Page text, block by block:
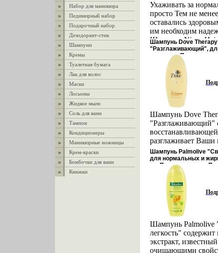
Набор для маникюра
Педикюрный набор
Подарочный набор
Дезодорант-стик
Шампуни
Кремы
Туалетная бумага
Лак для волос
Маски
Лосьоны
Жидкое мыло
Соль для ванн
Тампон
Кондиционеры
Маникюрные ножницы
Крем-краски
Бомбочки для ванн
Книжки
Ухаживать за
просто Тем не
оставались
им необходим
Шампунь Nivea
уход"
бюоужволос
уход": Мягко
головы Ухаживает
укрепляет их
здоровый блеск
витамином В3
от корней до самых
Уникальная Biosoft
волосы
Характеристики:
Производитель:
81444 Товар
Шампунь Dove Therapy
"Разглаживающий",
волос, мл
сертифицирован инфо
Шампунь Dove
"Разглаживающий"
разглаживает
восстанавливает и
поверхность волос,
более гладкими и
Характеристики:
Производитель:
сертифицирован.
Шампунь Palmolive
для нормальных и
мл Производитель:
сертифицирован инфо
Шампунь Palmolive
легкость"
экстракт,
очищающими